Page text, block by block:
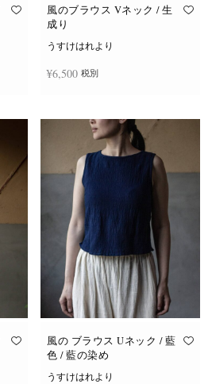
オ
ジ
か
ら
選
風のブラウス Vネック / 生
成り
うすけはれより
¥6,500 税別
風の ブラウス Uネック / 藍
色 / 藍の染め
うすけはれより